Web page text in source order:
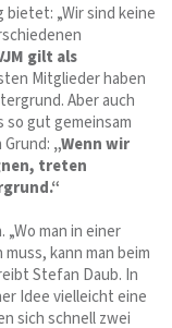
„Wir sind keine
gilt als
Mitglieder haben
Aber auch
so gut gemeinsam
„Wenn wir
treten
man in einer
kann man beim
Stefan Daub. In
Idee vielleicht eine
sich schnell zwei